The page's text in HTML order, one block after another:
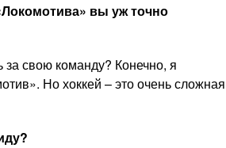
вы уж точно
свою команду? Конечно, я
Но хоккей – это очень сложная